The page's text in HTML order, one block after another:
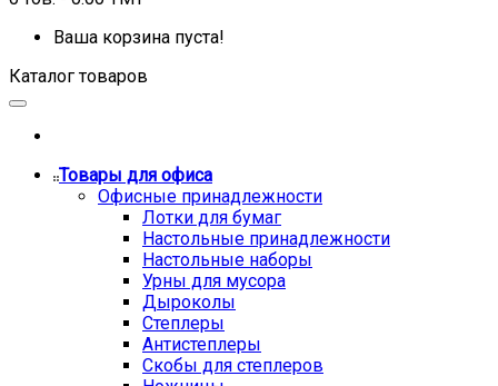
Ваша корзина пуста!
Каталог товаров
Товары для офиса
Офисные принадлежности
Лотки для бумаг
Настольные принадлежности
Настольные наборы
Урны для мусора
Дыроколы
Степлеры
Антистеплеры
Скобы для степлеров